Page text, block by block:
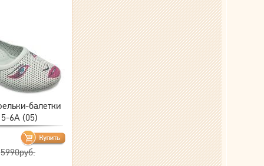
балетки
6A (05)
5990руб.